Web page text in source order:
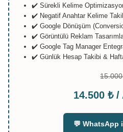
✔️ Sürekli Kelime
✔️ Negatif Anahtar Kelime
✔️ Google Dönüşüm
✔️ Görüntülü Reklam
✔️ Google Tag Manager
✔️ Günlük Hesap Takibi &
14.500 ₺ /
💬 WhatsApp